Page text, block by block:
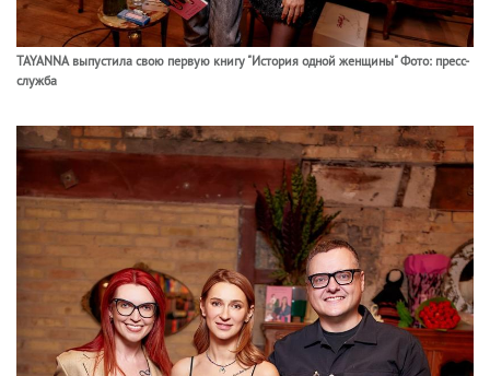
TAYANNA выпустила свою первую книгу "История одной женщины" Фото: пресс-
служба